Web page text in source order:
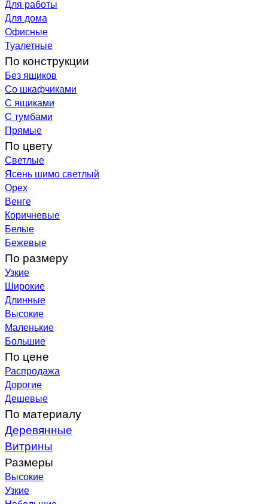
Для работы
Для дома
Офисные
Туалетные
По конструкции
Без ящиков
Со шкафчиками
С ящиками
С тумбами
Прямые
По цвету
Светлые
Ясень шимо светлый
Орех
Венге
Коричневые
Белые
Бежевые
По размеру
Узкие
Широкие
Длинные
Высокие
Маленькие
Большие
По цене
Распродажа
Дорогие
Дешевые
По материалу
Деревянные
Витрины
Размеры
Высокие
Узкие